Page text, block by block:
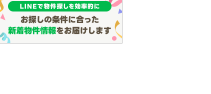
しなの鉄道(0)
津軽鉄道(0)